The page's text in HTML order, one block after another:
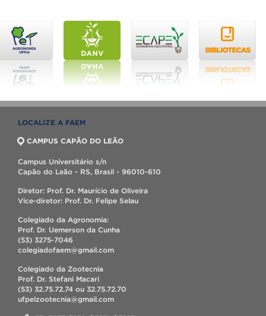
LOCALIZE A FAEM
CAMPUS CAPÃO DO LEÃO
Campus Universitário s/n
Capão do Leão - RS, Brasil - 96010-610
Diretor: Prof. Dr. Maurício de Oliveira
Vice-diretor: Prof. Dr. Felipe Selau
Colegiado da Agronomia:
Prof. Dr. Uemerson da Cunha
(53) 3275-7046
colegiadofaem@gmail.com
Colegiado da Zootecnia
Prof. Dr. Stefani Macari
(53) 32.75.72.74 ou 32.75.72.70
ufpelzootecnia@gmail.com